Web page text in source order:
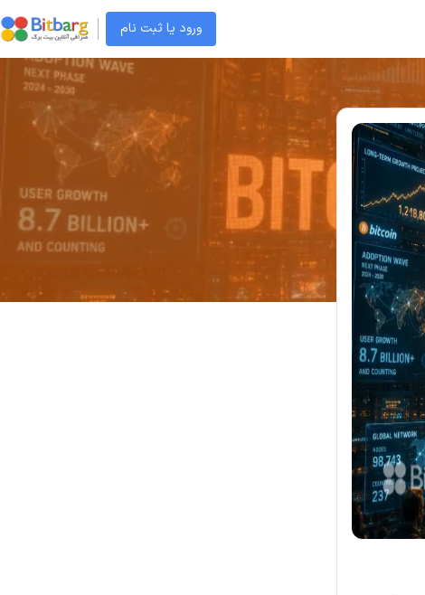
ورود یا ثبت نام